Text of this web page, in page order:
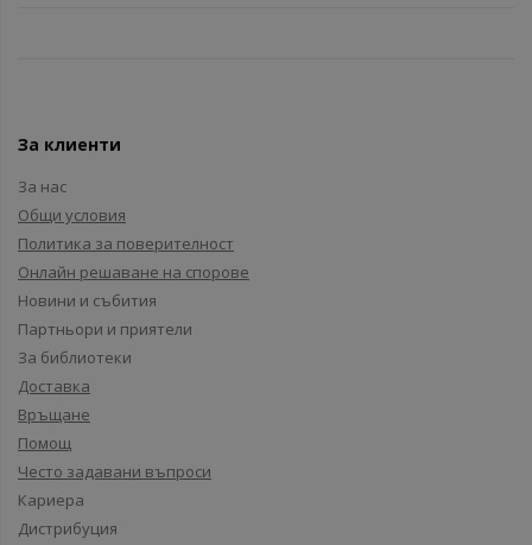
За клиенти
За нас
Общи условия
Политика за поверителност
Онлайн решаване на спорове
Новини и събития
Партньори и приятели
За библиотеки
Доставка
Връщане
Помощ
Често задавани въпроси
Кариера
Дистрибуция